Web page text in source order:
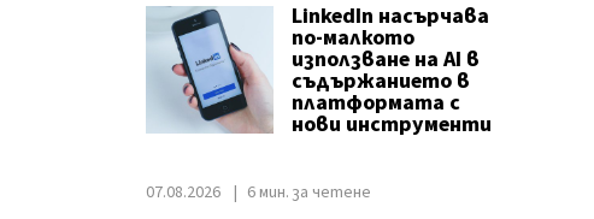
LinkedIn насърчава
по-малкото
използване на AI в
съдържанието в
платформата с
нови инструменти
07.08.2026 6 мин. за четене